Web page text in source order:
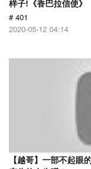
样子!《香巴拉信使》
# 401
2020-05-12 04:14
【越哥】一部不起眼